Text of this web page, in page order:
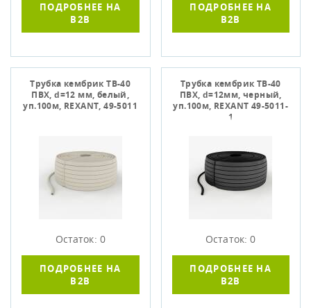
ПОДРОБНЕЕ НА
B2B
ПОДРОБНЕЕ НА
B2B
Трубка кембрик ТВ-40
ПВХ, d=12 мм, белый,
уп.100м, REXANT, 49-5011
Остаток: 0
ПОДРОБНЕЕ НА
B2B
Трубка кембрик ТВ-40
ПВХ, d=12мм, черный,
уп.100м, REXANT 49-5011-
1
Остаток: 0
ПОДРОБНЕЕ НА
B2B